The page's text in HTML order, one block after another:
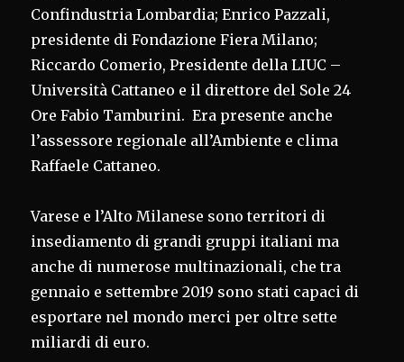
Confindustria Lombardia; Enrico Pazzali,
presidente di Fondazione Fiera Milano;
Riccardo Comerio, Presidente della LIUC –
Università Cattaneo e il direttore del Sole 24
Ore Fabio Tamburini. Era presente anche
l’assessore regionale all’Ambiente e clima
Raffaele Cattaneo.
Varese e l’Alto Milanese sono territori di
insediamento di grandi gruppi italiani ma
anche di numerose multinazionali, che tra
gennaio e settembre 2019 sono stati capaci di
esportare nel mondo merci per oltre sette
miliardi di euro.